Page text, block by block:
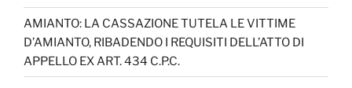
AMIANTO: LA CASSAZIONE TUTELA LE VITTIME
D’AMIANTO, RIBADENDO I REQUISITI DELL’ATTO DI
APPELLO EX ART. 434 C.P.C.